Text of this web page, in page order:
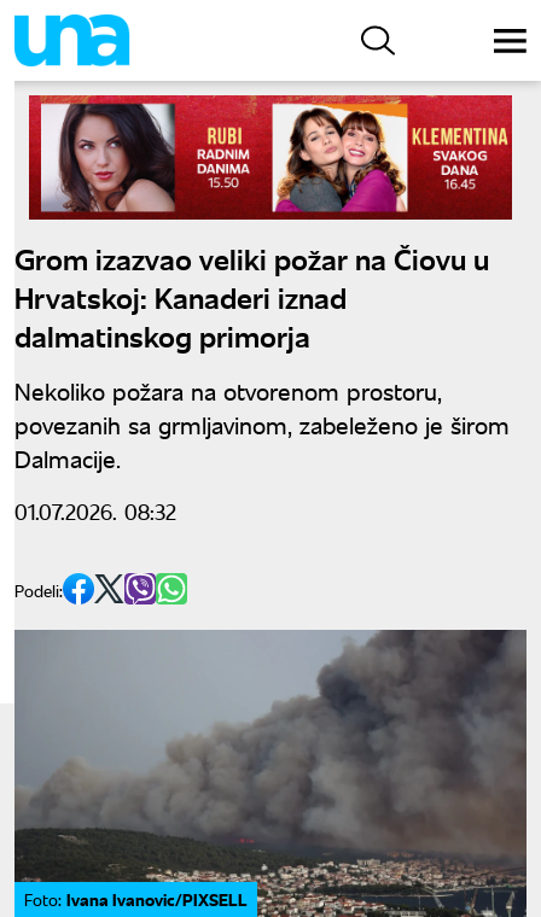
Grom izazvao veliki požar na Čiovu u
Hrvatskoj: Kanaderi iznad
dalmatinskog primorja
Nekoliko požara na otvorenom prostoru,
povezanih sa grmljavinom, zabeleženo je širom
Dalmacije.
01.07.2026. 08:32
Podeli:
Foto: Ivana Ivanovic/PIXSELL